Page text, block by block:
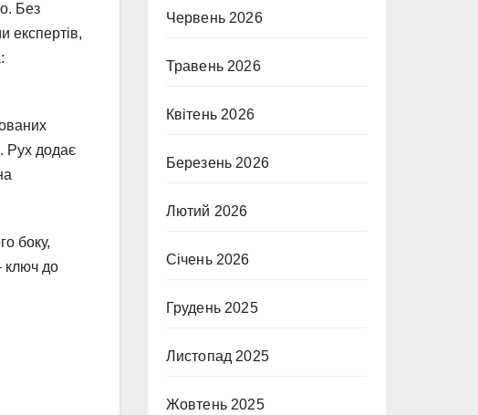
Без
експертів,
Рух додає
боку,
ключ до
Червень 2026
Травень 2026
Квітень 2026
Березень 2026
Лютий 2026
Січень 2026
Грудень 2025
Листопад 2025
Жовтень 2025